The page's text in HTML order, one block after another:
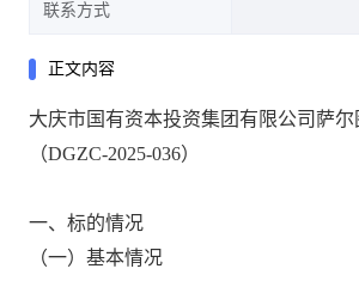
联系方式
正文内容
大庆市国有资本投资集团有限公司萨尔
（DGZC-2025-036）
一、标的情况
（一）基本情况